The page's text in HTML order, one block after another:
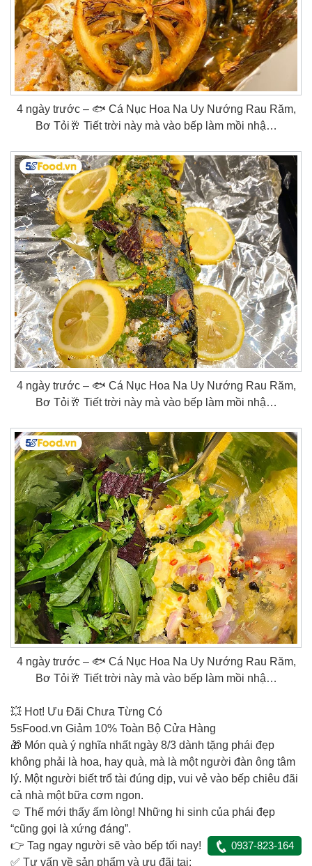
4 ngày trước – 🐟 Cá Nục Hoa Na Uy Nướng Rau Răm,
Bơ Tỏi🥂 Tiết trời này mà vào bếp làm mồi nhậ…
4 ngày trước – 🐟 Cá Nục Hoa Na Uy Nướng Rau Răm,
Bơ Tỏi🥂 Tiết trời này mà vào bếp làm mồi nhậ…
4 ngày trước – 🐟 Cá Nục Hoa Na Uy Nướng Rau Răm,
Bơ Tỏi🥂 Tiết trời này mà vào bếp làm mồi nhậ…
💥 Hot! Ưu Đãi Chưa Từng Có
5sFood.vn Giảm 10% Toàn Bộ Cửa Hàng
🎁 Món quà ý nghĩa nhất ngày 8/3 dành tặng phái đẹp
không phải là hoa, hay quà, mà là một người đàn ông tâm
lý. Một người biết trổ tài đúng dịp, vui vẻ vào bếp chiêu đãi
cả nhà một bữa cơm ngon.
☺️ Thế mới thấy ấm lòng! Những hi sinh của phái đẹp
“cũng gọi là xứng đáng”.
👉 Tag ngay người sẽ vào bếp tối nay!
✅ Tư vấn về sản phẩm và ưu đãi tại:
0937-823-164